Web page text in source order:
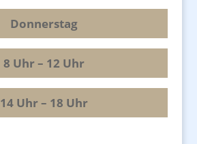
Donnerstag
8 Uhr – 12 Uhr
14 Uhr – 18 Uhr